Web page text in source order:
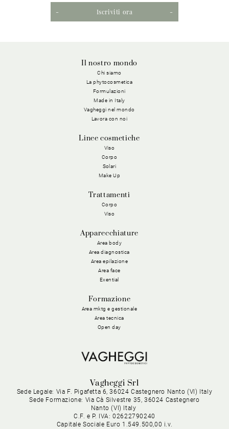
Iscriviti ora
Il nostro mondo
Chi siamo
La phytocosmetica
Formulazioni
Made in Italy
Vagheggi nel mondo
Lavora con noi
Linee cosmetiche
Viso
Corpo
Solari
Make Up
Trattamenti
Corpo
Viso
Apparecchiature
Area body
Area diagnostica
Area epilazione
Area face
Exential
Formazione
Area mktg e gestionale
Area tecnica
Open day
Vagheggi Srl
Sede Legale: Via F. Pigafetta 6, 36024 Castegnero Nanto (VI) Italy
Sede Formazione: Via Cà Silvestre 35, 36024 Castegnero
Nanto (VI) Italy
C.F. e P. IVA: 02622790240
Capitale Sociale Euro 1.549.500,00 i.v.